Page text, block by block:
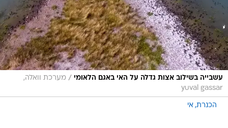
עשבייה בשילוב אצות גדלה על האי באגם הלאומי / מערכת וואלה,
yuval gassar
הכנרת אי